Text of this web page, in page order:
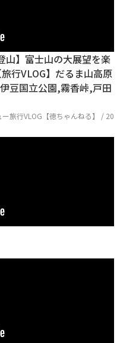
山】富士山の大展望を楽
行VLOG】だるま山高原
豆国立公園,霧香峠,戸田
旅行VLOG【徳ちゃんねる】 / 20